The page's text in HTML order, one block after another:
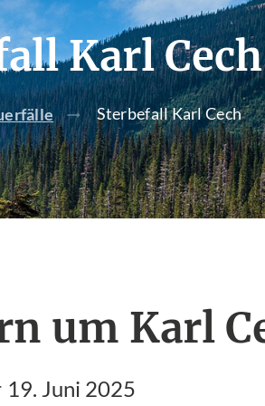
Karl Cech
Sterbefall Karl Cech
um Karl
19. Juni 2025